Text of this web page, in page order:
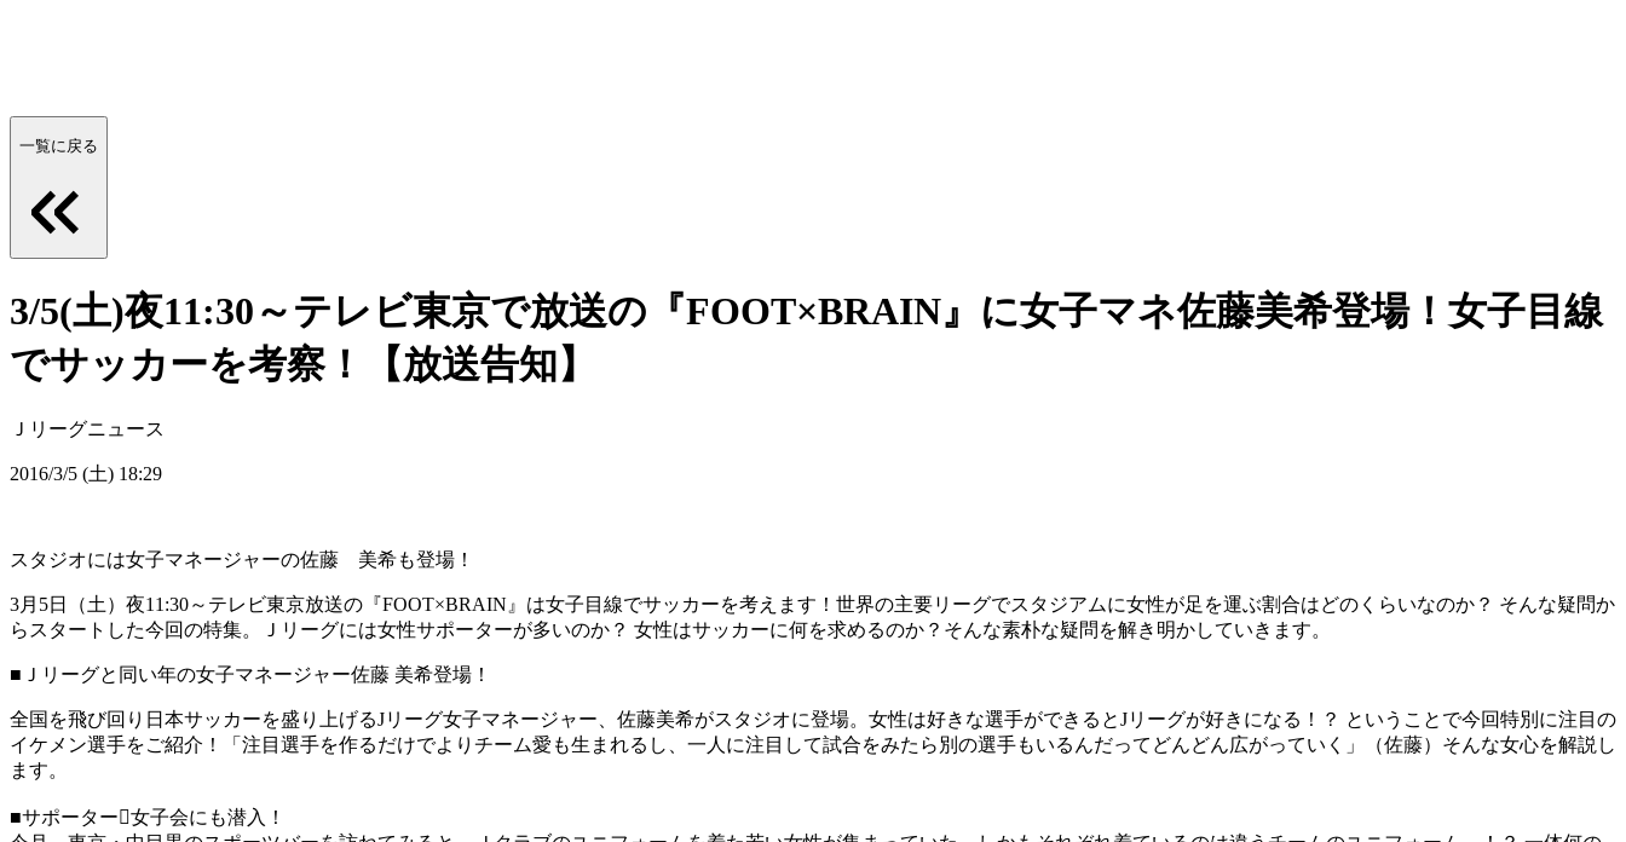
一覧に戻る
3/5(土)夜11:30～テレビ東京で放送の『FOOT×BRAIN』に女子マネ佐藤美希登場！女子目線
でサッカーを考察！【放送告知】
Ｊリーグニュース
2016/3/5 (土) 18:29
スタジオには女子マネージャーの佐藤 美希も登場！
3月5日（土）夜11:30～テレビ東京放送の『FOOT×BRAIN』は女子目線でサッカーを考えます！世界の主要リーグでスタジアムに女性が足を運ぶ割合はどのくらいなのか？ そんな疑問か
らスタートした今回の特集。Ｊリーグには女性サポーターが多いのか？ 女性はサッカーに何を求めるのか？そんな素朴な疑問を解き明かしていきます。
■Ｊリーグと同い年の女子マネージャー佐藤 美希登場！
全国を飛び回り日本サッカーを盛り上げるJリーグ女子マネージャー、佐藤美希がスタジオに登場。女性は好きな選手ができるとJリーグが好きになる！？ ということで今回特別に注目の
イケメン選手をご紹介！「注目選手を作るだけでよりチーム愛も生まれるし、一人に注目して試合をみたら別の選手もいるんだってどんどん広がっていく」（佐藤）そんな女心を解説し
ます。
■サポーター女子会にも潜入！